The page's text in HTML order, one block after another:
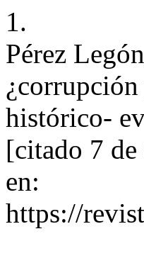
1.
Pérez
histórico-
[citado 7
en:
https://